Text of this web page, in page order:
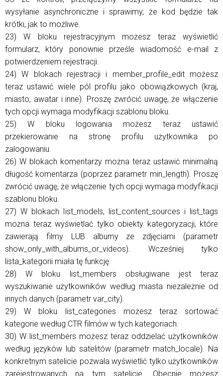
wysyłanie asynchroniczne i sprawimy, że kod będzie tak
krótki, jak to możliwe.
23) W bloku rejestracyjnym możesz teraz wyświetlić
formularz, który ponownie prześle wiadomość e-mail z
potwierdzeniem rejestracji.
24) W blokach rejestracji i member_profile_edit możesz
teraz ustawić wiele pól profilu jako obowiązkowych (kraj,
miasto, awatar i inne). Proszę zwrócić uwagę, że włączenie
tych opcji wymaga modyfikacji szablonu bloku.
25) W bloku logowania możesz teraz ustawić
przekierowanie na stronę profilu użytkownika po
zalogowaniu.
26) W blokach komentarzy można teraz ustawić minimalną
długość komentarza (poprzez parametr min_length). Proszę
zwrócić uwagę, że włączenie tych opcji wymaga modyfikacji
szablonu bloku.
27) W blokach list_models, list_content_sources i list_tags
można teraz wyświetlać tylko obiekty kategoryzacji, które
zawierają filmy LUB albumy ze zdjęciami (parametr
show_only_with_albums_or_videos). Wcześniej tylko
lista_kategorii miała tę funkcję.
28) W bloku list_members obsługiwane jest teraz
wyszukiwanie użytkowników według miasta niezależnie od
innych danych (parametr var_city).
29) W bloku list_categories możesz teraz sortować
kategorie według CTR filmów w tych kategoriach.
30) W list_members możesz teraz oddzielać użytkowników
według języków lub satelitów (parametr match_locale). Na
konkretnym satelicie pozwala wyświetlić tylko użytkowników
zarejestrowanych na tym satelicie. Obecnie możesz